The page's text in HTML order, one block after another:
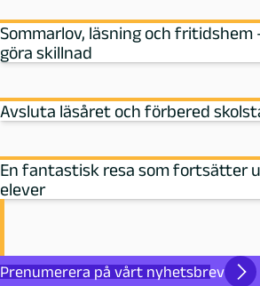
Sommarlov, läsning och
göra skillnad
Avsluta läsåret och förbered
En fantastisk resa som fortsätter
elever
Prenumerera på vårt nyhetsbrev